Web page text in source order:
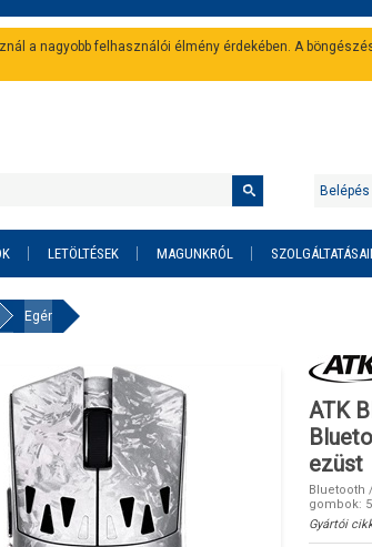
a nagyobb felhasználói élmény érdekében. A
Belépés
LETÖLTÉSEK MAGUNKRÓL
Egér
ATK
ezüst
Bluetooth
gombok:
Gyártói